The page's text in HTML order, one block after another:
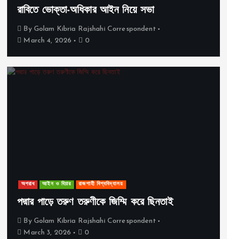
রাবিতে ভোক্তা-অধিকার আইন নিয়ে সভা
By Golam Kibria Rajshahi Correspondent
March 4, 2026
0
অপরাধ আইন ও বিচার রাজশাহী বিশ্ববিদ্যালয়
পদ্মার পাড়ে তরুণ তরুণীকে জিম্মি করে ছিনতাই
By Golam Kibria Rajshahi Correspondent
March 3, 2026
0